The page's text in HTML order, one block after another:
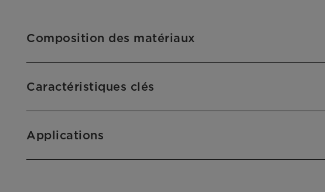
Composition des matériaux
Caractéristiques clés
Applications